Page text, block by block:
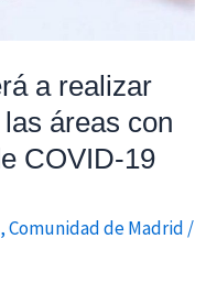
a realizar
áreas con
COVID-19
,Comunidad de Madrid /